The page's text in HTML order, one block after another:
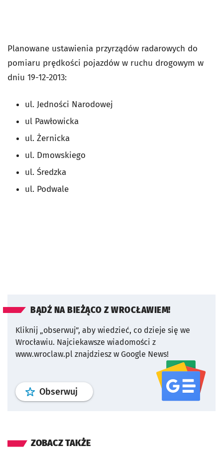
Planowane ustawienia przyrządów radarowych do
pomiaru prędkości pojazdów w ruchu drogowym w
dniu 19-12-2013:
ul. Jedności Narodowej
ul Pawłowicka
ul. Żernicka
ul. Dmowskiego
ul. Średzka
ul. Podwale
BĄDŹ NA BIEŻĄCO Z WROCŁAWIEM!
Kliknij „obserwuj”, aby wiedzieć, co dzieje się we
Wrocławiu. Najciekawsze wiadomości z
www.wroclaw.pl znajdziesz w Google News!
Obserwuj profil serwisu
ZOBACZ TAKŻE